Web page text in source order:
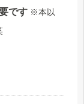
です ※本以